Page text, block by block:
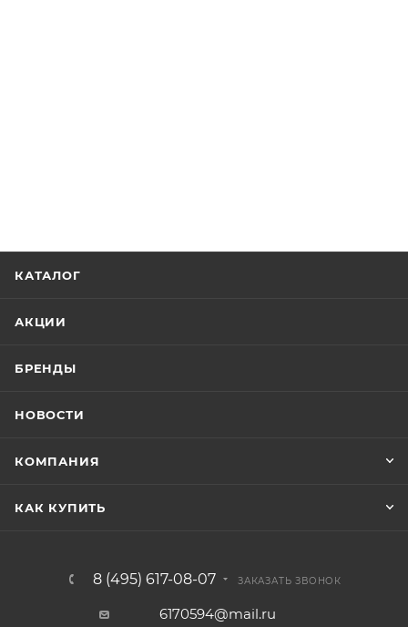
КАТАЛОГ
АКЦИИ
БРЕНДЫ
НОВОСТИ
КОМПАНИЯ
КАК КУПИТЬ
8 (495) 617-08-07 ЗАКАЗАТЬ ЗВОНОК
6170594@mail.ru